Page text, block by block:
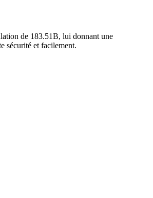
de 183.51B, lui donnant une
sécurité et facilement.